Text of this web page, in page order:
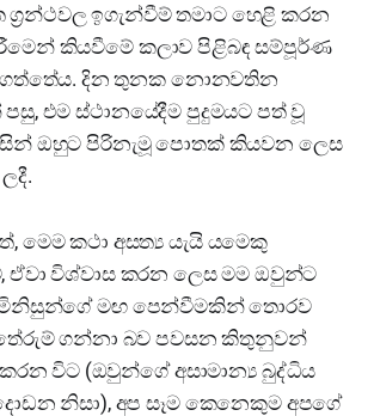
ඉගැන්වීම් තමාට හෙළි කරන
කියවීමේ කලාව පිළිබඳ සම්පූර්ණ
ගත්තේය. දින තුනක නොනවතින
එම ස්ථානයේදීම පුදුමයට පත් වූ
ඔහුට පිරිනැමූ පොතක් කියවන ලෙස
මෙම කථා අසත්‍ය යැයි යමෙකු
විශ්වාස කරන ලෙස මම ඔවුන්ට
මඟ පෙන්වීමකින් තොරව
ගන්නා බව පවසන කිතුනුවන්
විට (ඔවුන්ගේ අසාමාන්‍ය බුද්ධිය
නිසා), අප සෑම කෙනෙකුම අපගේ